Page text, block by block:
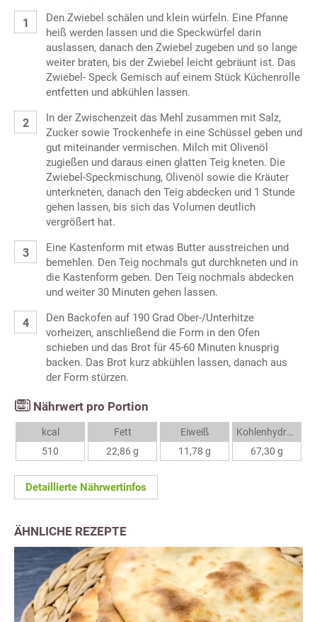
Den Zwiebel schälen und klein würfeln. Eine Pfanne
heiß werden lassen und die Speckwürfel darin
auslassen, danach den Zwiebel zugeben und so lange
weiter braten, bis der Zwiebel leicht gebräunt ist. Das
Zwiebel- Speck Gemisch auf einem Stück Küchenrolle
entfetten und abkühlen lassen.
In der Zwischenzeit das Mehl zusammen mit Salz,
Zucker sowie Trockenhefe in eine Schüssel geben und
gut miteinander vermischen. Milch mit Olivenöl
zugießen und daraus einen glatten Teig kneten. Die
Zwiebel-Speckmischung, Olivenöl sowie die Kräuter
unterkneten, danach den Teig abdecken und 1 Stunde
gehen lassen, bis sich das Volumen deutlich
vergrößert hat.
Eine Kastenform mit etwas Butter ausstreichen und
bemehlen. Den Teig nochmals gut durchkneten und in
die Kastenform geben. Den Teig nochmals abdecken
und weiter 30 Minuten gehen lassen.
Den Backofen auf 190 Grad Ober-/Unterhitze
vorheizen, anschließend die Form in den Ofen
schieben und das Brot für 45-60 Minuten knusprig
backen. Das Brot kurz abkühlen lassen, danach aus
der Form stürzen.
Nährwert pro Portion
kcal
510
Fett
22,86 g
Eiweiß
11,78 g
Kohlenhydrate
67,30 g
Detaillierte Nährwertinfos
ÄHNLICHE REZEPTE